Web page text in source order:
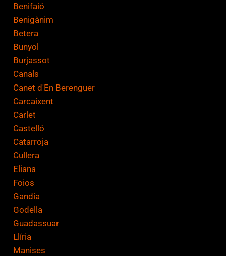
Benifaió
Benigànim
Betera
Bunyol
Burjassot
Canals
Canet d'En Berenguer
Carcaixent
Carlet
Castelló
Catarroja
Cullera
Eliana
Foios
Gandia
Godella
Guadassuar
Llíria
Manises